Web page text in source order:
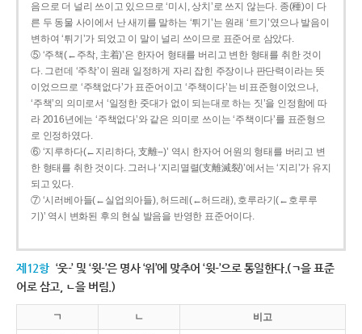
음으로 더 널리 쓰이고 있으므로 ‘미시, 상치’로 쓰지 않는다. 종(種)이 다
른 두 동물 사이에서 난 새끼를 말하는 ‘튀기’는 원래 ‘트기’였으나 발음이
변하여 ‘튀기’가 되었고 이 말이 널리 쓰이므로 표준어로 삼았다.
⑤ ‘주책(←주착, 主着)’은 한자어 형태를 버리고 변한 형태를 취한 것이
다. 그런데 ‘주착’이 원래 일정하게 자리 잡힌 주장이나 판단력이라는 뜻
이었으므로 ‘주책없다’가 표준어이고 ‘주책이다’는 비표준형이었으나,
‘주책’의 의미로서 ‘일정한 줏대가 없이 되는대로 하는 짓’을 인정함에 따
라 2016년에는 ‘주책없다’와 같은 의미로 쓰이는 ‘주책이다’를 표준형으
로 인정하였다.
⑥ ‘지루하다(←지리하다, 支離--)’ 역시 한자어 어원의 형태를 버리고 변
한 형태를 취한 것이다. 그러나 ‘지리멸렬(支離滅裂)’에서는 ‘지리’가 유지
되고 있다.
⑦ ‘시러베아들(←실업의아들), 허드레(←허드래), 호루라기(←호루루
기)’ 역시 변화된 후의 현실 발음을 반영한 표준어이다.
제12항 ‘웃-’ 및 ‘윗-’은 명사 ‘위’에 맞추어 ‘윗-’으로 통일한다.(ㄱ을 표준
어로 삼고, ㄴ을 버림.)
ㄱ ㄴ 비고